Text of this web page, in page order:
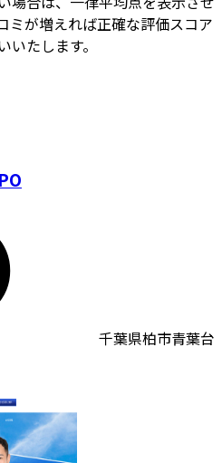
ミが増えれば正確な評価スコア
たします。
千葉県柏市青葉台